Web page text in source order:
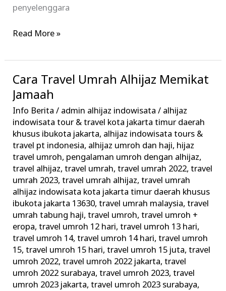
penyelenggara
Read More »
Cara Travel Umrah Alhijaz Memikat
Jamaah
Info Berita / admin alhijaz indowisata/ alhijaz
indowisata tour & travel kota jakarta timur daerah
khusus ibukota jakarta, alhijaz indowisata tours &
travel pt indonesia, alhijaz umroh dan haji, hijaz
travel umroh, pengalaman umroh dengan alhijaz,
travel alhijaz,travel umrah,travel umrah 2022,travel
umrah 2023,travel umrah alhijaz,travel umrah
alhijaz indowisata kota jakarta timur daerah khusus
ibukota jakarta 13630,travel umrah malaysia,travel
umrah tabung haji,travel umroh,travel umroh +
eropa,travel umroh 12 hari,travel umroh 13 hari,
travel umroh 14,travel umroh 14 hari,travel umroh
15,travel umroh 15 hari,travel umroh 15 juta,travel
umroh 2022,travel umroh 2022 jakarta,travel
umroh 2022 surabaya,travel umroh 2023,travel
umroh 2023 jakarta,travel umroh 2023 surabaya,
Cara
Travel
Umrah
Alhijaz
Memikat
Jamaah